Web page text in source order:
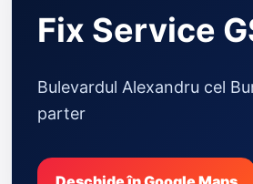
Fix Service
Bulevardul Alexandru cel
parter